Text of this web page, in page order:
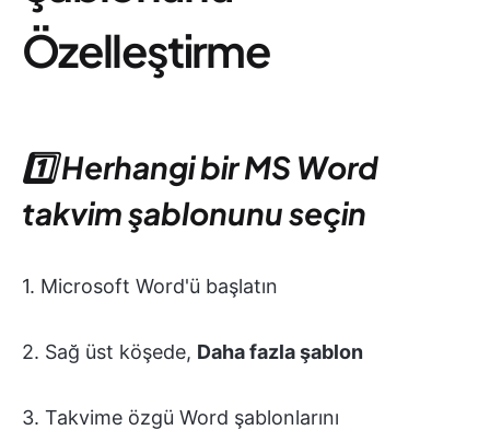
Özelleştirme
1️⃣ Herhangi bir MS Word
takvim şablonunu seçin
1. Microsoft Word'ü başlatın
2. Sağ üst köşede, Daha fazla şablon
3. Takvime özgü Word şablonlarını